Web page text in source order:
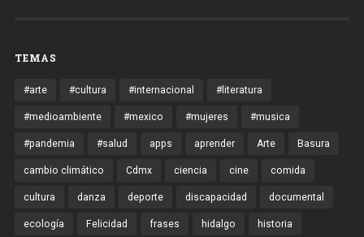
TEMAS
#arte #cultura #internacional #literatura
#medioambiente #mexico #mujeres #musica
#pandemia #salud apps aprender Arte Basura
cambio climático Cdmx ciencia cine comida
cultura danza deporte discapacidad documental
ecología Felicidad frases hidalgo historia